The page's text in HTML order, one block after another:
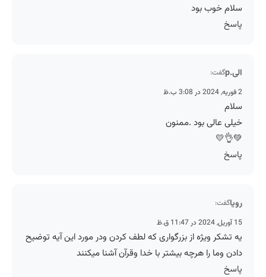
سلام خوب بود
پاسخ
الی.p گفت:
2 فوریه, 2024 در 3:08 ب.ظ
سلام
خیلی عالی بود .ممنون
💚👌💛
پاسخ
رویاگفت:
15 آوریل, 2024 در 11:47 ق.ظ
یه تشکر ویژه از بزرگواری که لطف کردن ودر مورد این آیه توضیح
دادن وما را هرچه بیشتر با خدا وقرآن آشنا میکنند
پاسخ